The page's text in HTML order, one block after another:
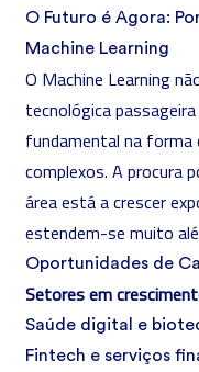
O Futuro é Agora:
Machine Learning
O Machine Learning
tecnológica
fundamental na forma
complexos. A procura
áreaestá a crescer
estendem-se muito
Oportunidades de
Setores em
Saúde digital e
Fintech e serviços